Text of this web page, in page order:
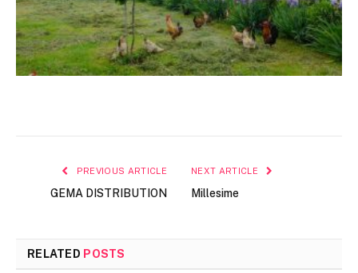
PREVIOUS ARTICLE
GEMA DISTRIBUTION
NEXT ARTICLE
Millesime
RELATED POSTS